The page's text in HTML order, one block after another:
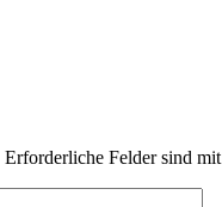
Erforderliche Felder sind mit